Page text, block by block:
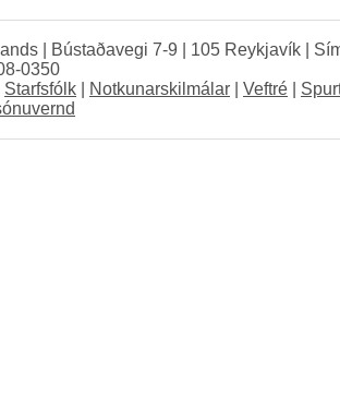
| Bústaðavegi 7-9 | 105 Reykjavík |
0350
Starfsfólk Notkunarskilmálar Veftré